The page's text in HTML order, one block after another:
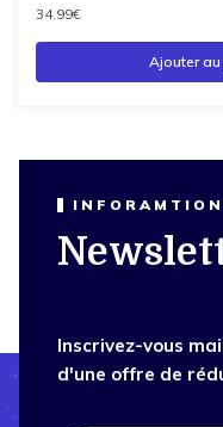
34.99€
Ajouter
Inscrivez-vous
d'une offre de